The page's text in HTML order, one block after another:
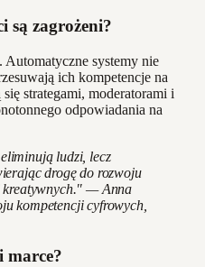
są zagrożeni?
Automatyczne systemy nie
ich kompetencje na
strategami, moderatorami i
odpowiadania na
ludzi, lecz
drogę do rozwoju
kreatywnych." — Anna
kompetencji cyfrowych,
marce?